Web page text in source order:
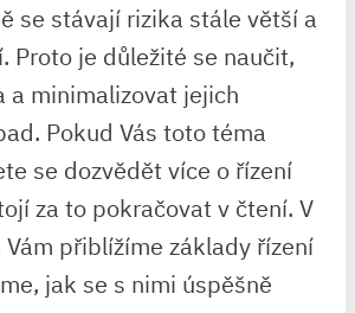
se stávají rizika stále větší a
Proto je důležité se naučit,
a minimalizovat jejich
Pokud Vás toto téma
se dozvědět více o řízení
za to pokračovat v čtení. V
přiblížíme základy řízení
jak se s nimi úspěšně